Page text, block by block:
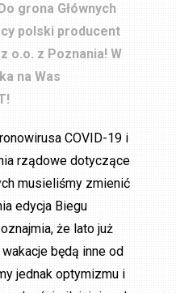
grona Głównych
polski producent
o.o. z Poznania! W
na Was
COVID-19 i
rządowe dotyczące
musieliśmy zmienić
edycja Biegu
że lato już
będą inne od
jednak optymizmu i